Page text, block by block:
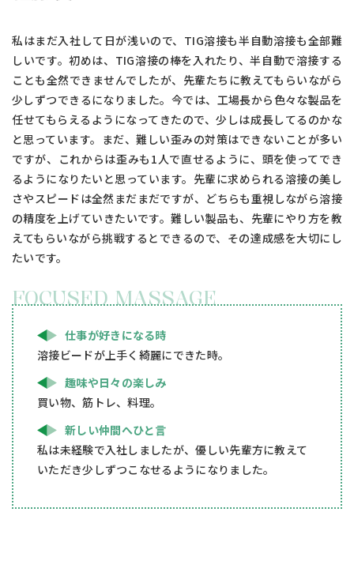
私はまだ入社して日が浅いので、TIG溶接も半自動溶接も全部難
しいです。初めは、TIG溶接の棒を入れたり、半自動で溶接する
ことも全然できませんでしたが、先輩たちに教えてもらいながら
少しずつできるになりました。今では、工場長から色々な製品を
任せてもらえるようになってきたので、少しは成長してるのかな
と思っています。まだ、難しい歪みの対策はできないことが多い
ですが、これからは歪みも1人で直せるように、頭を使ってでき
るようになりたいと思っています。先輩に求められる溶接の美し
さやスピードは全然まだまだですが、どちらも重視しながら溶接
の精度を上げていきたいです。難しい製品も、先輩にやり方を教
えてもらいながら挑戦するとできるので、その達成感を大切にし
たいです。
FOCUSED MASSAGE
仕事が好きになる時
溶接ビードが上手く綺麗にできた時。
趣味や日々の楽しみ
買い物、筋トレ、料理。
新しい仲間へひと言
私は未経験で入社しましたが、優しい先輩方に教えて
いただき少しずつこなせるようになりました。